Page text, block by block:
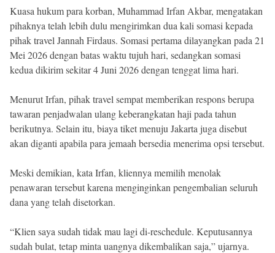
Kuasa hukum para korban, Muhammad Irfan Akbar, mengatakan
pihaknya telah lebih dulu mengirimkan dua kali somasi kepada
pihak travel Jannah Firdaus. Somasi pertama dilayangkan pada 21
Mei 2026 dengan batas waktu tujuh hari, sedangkan somasi
kedua dikirim sekitar 4 Juni 2026 dengan tenggat lima hari.
Menurut Irfan, pihak travel sempat memberikan respons berupa
tawaran penjadwalan ulang keberangkatan haji pada tahun
berikutnya. Selain itu, biaya tiket menuju Jakarta juga disebut
akan diganti apabila para jemaah bersedia menerima opsi tersebut.
Meski demikian, kata Irfan, kliennya memilih menolak
penawaran tersebut karena menginginkan pengembalian seluruh
dana yang telah disetorkan.
“Klien saya sudah tidak mau lagi di-reschedule. Keputusannya
sudah bulat, tetap minta uangnya dikembalikan saja,” ujarnya.